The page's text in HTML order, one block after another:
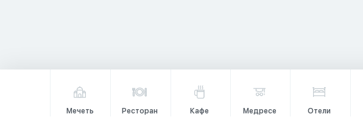
Мечеть Ресторан Кафе Медресе Отели